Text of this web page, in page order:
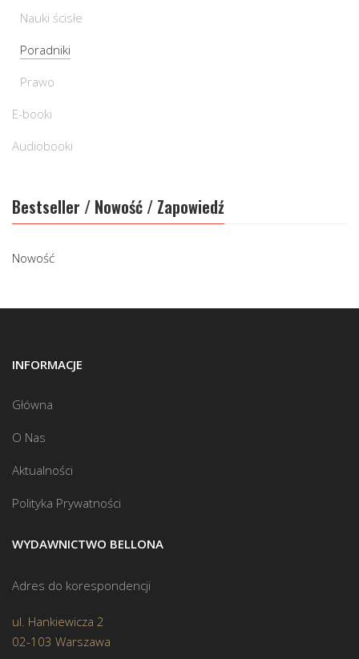
Nauki ścisłe
Poradniki
Prawo
E-booki
Audiobooki
Bestseller / Nowość / Zapowiedź
Nowość
INFORMACJE
Główna
O Nas
Aktualności
Polityka Prywatności
WYDAWNICTWO BELLONA
Adres do korespondencji
ul. Hankiewicza 2
02-103 Warszawa